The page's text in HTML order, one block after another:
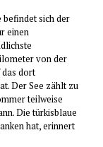
sich der
einen
von der
dort
Der See zählt zu
teilweise
Die türkisblaue
hat, erinnert